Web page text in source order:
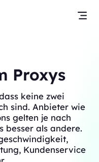
Proxys
keine zwei
sind. Anbieter wie
gelten je nach
besser als andere.
Kundenservice